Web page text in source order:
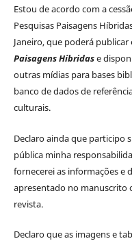
Estou de acordo com a
Pesquisas Paisagens
Janeiro, que poderá
Paisagens Híbridase
outras mídias para bases
banco de dados de
culturais.
Declaro ainda que participo
pública minha
fornecerei as informações e
apresentado no manuscrito
revista.
Declaro que as imagens e